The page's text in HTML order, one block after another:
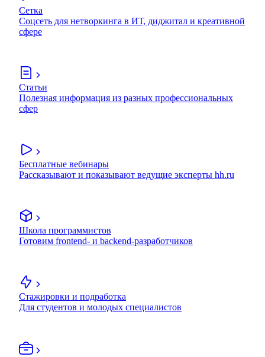
Сетка
Соцсеть для нетворкинга в ИТ, диджитал и креативной
сфере
Статьи
Полезная информация из разных профессиональных
сфер
Бесплатные вебинары
Рассказывают и показывают ведущие эксперты hh.ru
Школа программистов
Готовим frontend- и backend-разработчиков
Стажировки и подработка
Для студентов и молодых специалистов